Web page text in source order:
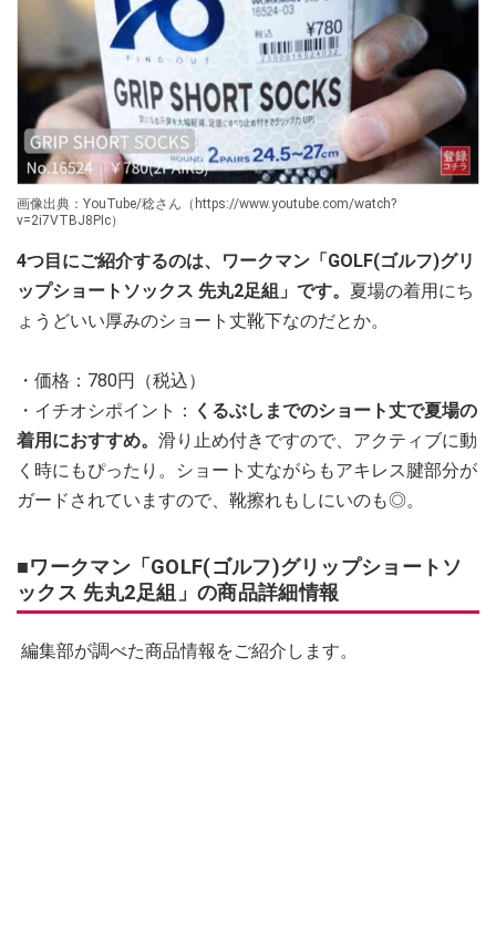
画像出典：YouTube/稔さん（https://www.youtube.com/watch?
v=2i7VTBJ8PIc）
4つ目にご紹介するのは、ワークマン「GOLF(ゴルフ)グリ
ップショートソックス 先丸2足組」です。 夏場の着用にち
ょうどいい厚みのショート丈靴下なのだとか。
・価格：780円（税込）
・イチオシポイント： くるぶしまでのショート丈で夏場の
着用におすすめ。 滑り止め付きですので、アクティブに動
く時にもぴったり。ショート丈ながらもアキレス腱部分が
ガードされていますので、靴擦れもしにいのも◎。
■ワークマン「GOLF(ゴルフ)グリップショートソ
ックス 先丸2足組」の商品詳細情報
編集部が調べた商品情報をご紹介します。